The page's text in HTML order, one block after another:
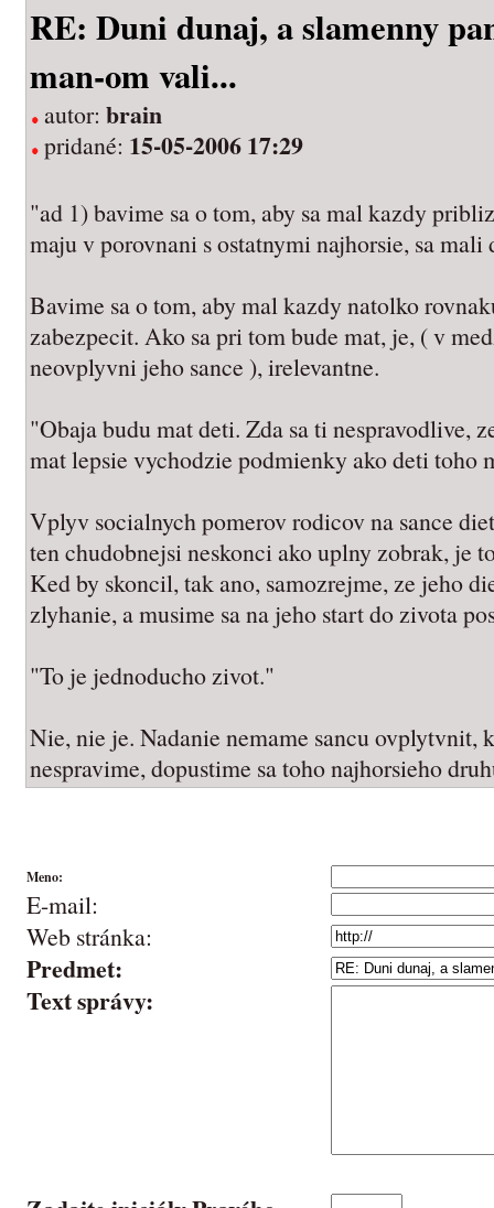
RE: Duni dunaj, a slamenny
man-om vali...
autor: brain
pridané: 15-05-2006 17:29
"ad 1) bavime sa o tom, aby sa mal kazdy
maju v porovnani s ostatnymi najhorsie, sa mali
Bavime sa o tom, aby mal kazdy natolko
zabezpecit. Ako sa pri tom bude mat, je, ( v
neovplyvni jeho sance ), irelevantne.
"Obaja budu mat deti. Zda sa ti nespravodlive,
mat lepsie vychodzie podmienky ako deti toho
Vplyv socialnych pomerov rodicov na sance
ten chudobnejsi neskonci ako uplny zobrak, je
Ked by skoncil, tak ano, samozrejme, ze jeho
zlyhanie, a musime sa na jeho start do zivota
"To je jednoducho zivot."
Nie, nie je. Nadanie nemame sancu ovplytvnit,
nespravime, dopustime sa toho najhorsieho
Meno:
E-mail:
Web stránka:
Predmet:
Text správy: